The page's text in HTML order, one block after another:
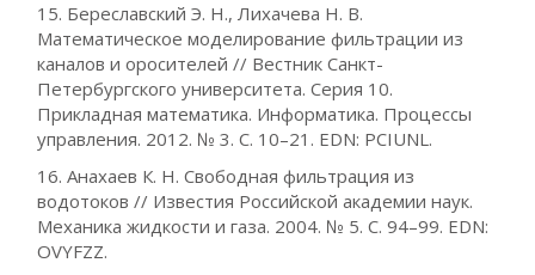
15. Береславский Э. Н., Лихачева Н. В.
Математическое моделирование фильтрации из
каналов и оросителей // Вестник Санкт-
Петербургского университета. Серия 10.
Прикладная математика. Информатика. Процессы
управления. 2012. № 3. C. 10–21. EDN: PCIUNL.
16. Анахаев К. Н. Свободная фильтрация из
водотоков // Известия Российской академии наук.
Механика жидкости и газа. 2004. № 5. С. 94–99. EDN:
OVYFZZ.